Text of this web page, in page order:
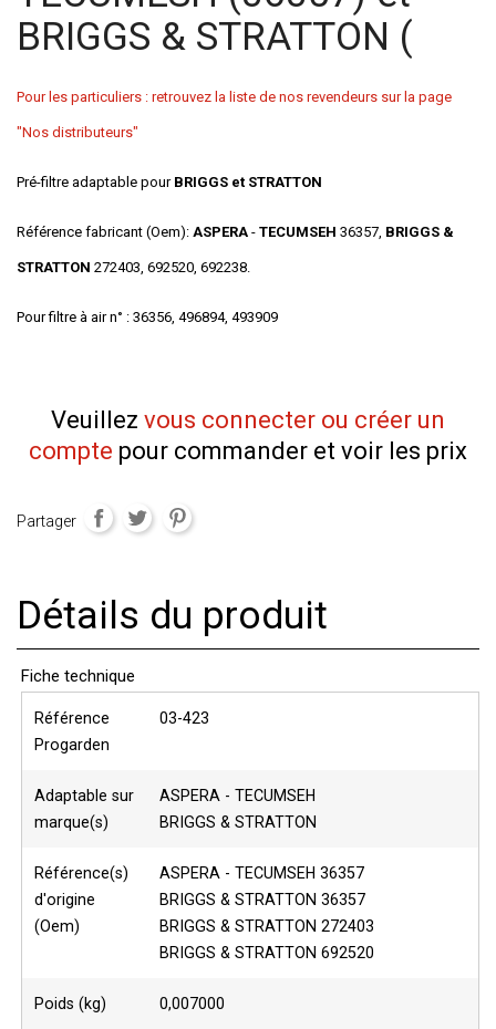
BRIGGS & STRATTON (
Pour les particuliers : retrouvez la liste de nos revendeurs sur la page
"Nos distributeurs"
Pré-filtre adaptable pourBRIGGS et STRATTON
Référence fabricant (Oem): ASPERA - TECUMSEH 36357, BRIGGS &
STRATTON 272403, 692520, 692238.
Pour filtre à air n° : 36356, 496894, 493909
Veuillez vous connecter ou créer un
compte pour commander et voir les prix
Partager
Détails du produit
Fiche technique
Référence
Progarden
03-423
Adaptable sur
marque(s)
ASPERA - TECUMSEH
BRIGGS & STRATTON
Référence(s)
d'origine
(Oem)
ASPERA - TECUMSEH 36357
BRIGGS & STRATTON 36357
BRIGGS & STRATTON 272403
BRIGGS & STRATTON 692520
Poids (kg) 0,007000